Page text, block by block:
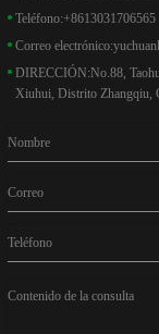
Teléfono:+8613031706565
Correo electrónico:
DIRECCIÓN:No.88,
Xiuhui, Distrito Zhangqiu,
Nombre
Correo
Teléfono
Contenido de la consulta